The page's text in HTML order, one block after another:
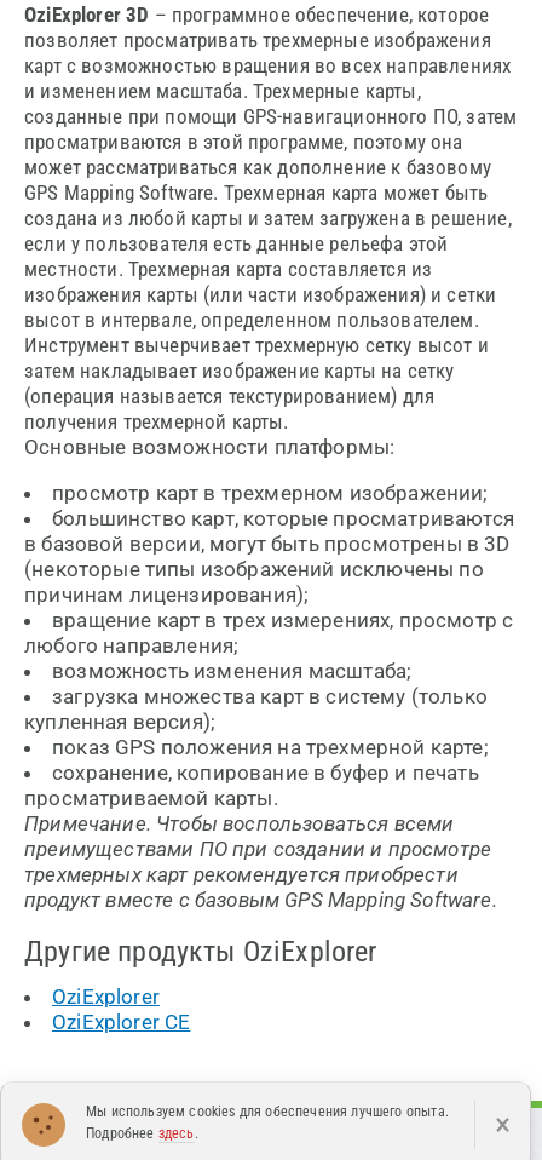
OziExplorer 3D – программное обеспечение, которое
позволяет просматривать трехмерные изображения
карт с возможностью вращения во всех направлениях
и изменением масштаба. Трехмерные карты,
созданные при помощи GPS-навигационного ПО, затем
просматриваются в этой программе, поэтому она
может рассматриваться как дополнение к базовому
GPS Mapping Software. Трехмерная карта может быть
создана из любой карты и затем загружена в решение,
если у пользователя есть данные рельефа этой
местности. Трехмерная карта составляется из
изображения карты (или части изображения) и сетки
высот в интервале, определенном пользователем.
Инструмент вычерчивает трехмерную сетку высот и
затем накладывает изображение карты на сетку
(операция называется текстурированием) для
получения трехмерной карты.
Основные возможности платформы:
просмотр карт в трехмерном изображении;
большинство карт, которые просматриваются
в базовой версии, могут быть просмотрены в 3D
(некоторые типы изображений исключены по
причинам лицензирования);
вращение карт в трех измерениях, просмотр с
любого направления;
возможность изменения масштаба;
загрузка множества карт в систему (только
купленная версия);
показ GPS положения на трехмерной карте;
сохранение, копирование в буфер и печать
просматриваемой карты.
Примечание. Чтобы воспользоваться всеми
преимуществами ПО при создании и просмотре
трехмерных карт рекомендуется приобрести
продукт вместе с базовым GPS Mapping Software.
Другие продукты OziExplorer
OziExplorer
OziExplorer CE
Каталог Поддержка Новости
Мы используем cookies для обеспечения лучшего опыта.
Подробнее здесь. ×